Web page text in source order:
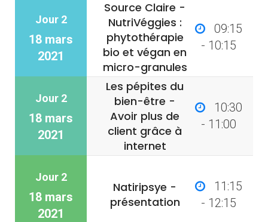
Jour 2
18 mars
2021
Source Claire -
NutriVéggies :
phytothérapie
bio et végan en
micro-granules
09:15
- 10:15
Jour 2
18 mars
2021
Les pépites du
bien-être -
Avoir plus de
client grâce à
internet
10:30
- 11:00
Jour 2
18 mars
2021
Natiripsye -
présentation
11:15
- 12:15